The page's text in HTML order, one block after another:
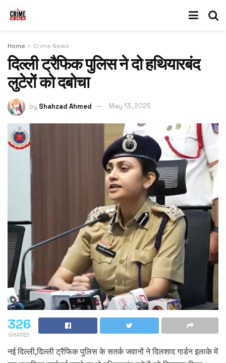
Home Crime News
दिल्ली ट्रैफिक पुलिस ने दो हथियारबंद
लुटेरों को दबोचा
by Shahzad Ahmed May 13, 2025
326
SHARES
नई दिल्ली,दिल्ली ट्रैफिक पुलिस के सतर्क जवानों ने दिलशाद गार्डन इलाके में